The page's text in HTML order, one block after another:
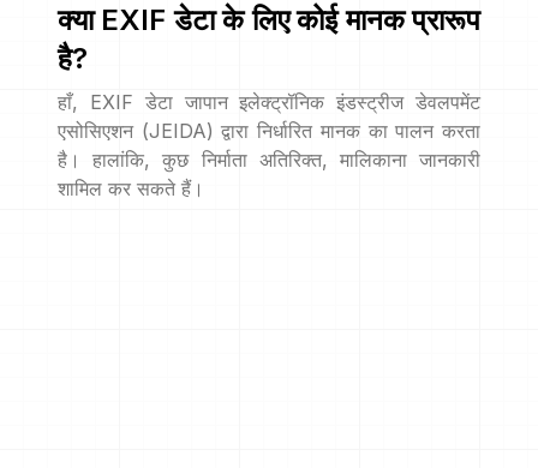
क्या EXIF डेटा के लिए कोई मानक प्रारूप
है?
हाँ, EXIF डेटा जापान इलेक्ट्रॉनिक इंडस्ट्रीज डेवलपमेंट
एसोसिएशन (JEIDA) द्वारा निर्धारित मानक का पालन करता
है। हालांकि, कुछ निर्माता अतिरिक्त, मालिकाना जानकारी
शामिल कर सकते हैं।